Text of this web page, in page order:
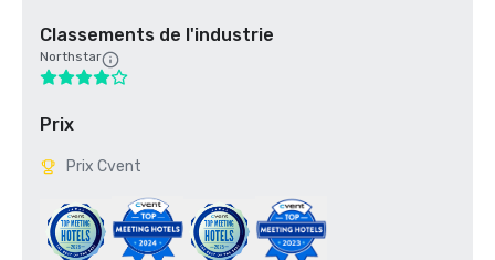
Classements de l'industrie
Northstar
Prix
Prix Cvent